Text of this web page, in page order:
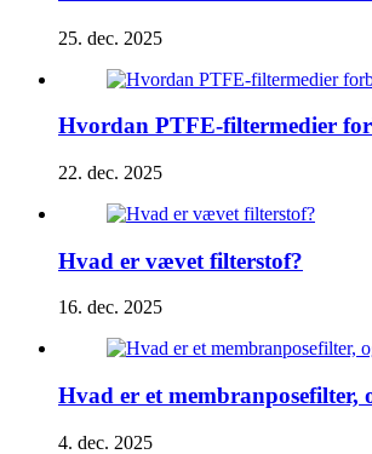
25. dec. 2025
Hvordan PTFE-filtermedier
22. dec. 2025
Hvad er vævet filterstof?
16. dec. 2025
Hvad er et membranposefilter,
4. dec. 2025